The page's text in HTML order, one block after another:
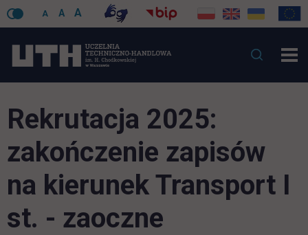
A A A
Rekrutacja 2025:
zakończenie zapisów
na kierunek Transport I
st. - zaoczne